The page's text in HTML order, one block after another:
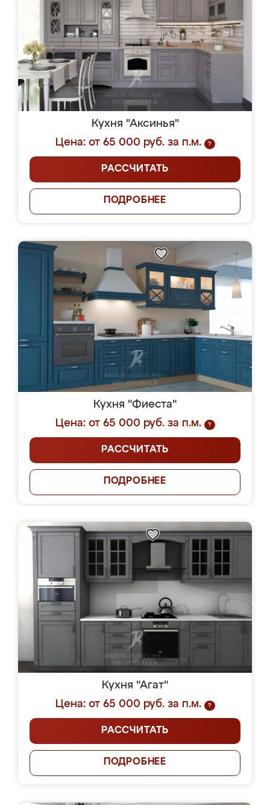
Кухня "Аксинья"
Цена: от 65 000 руб. за п.м.
?
РАССЧИТАТЬ
ПОДРОБНЕЕ
Кухня "Фиеста"
Цена: от 65 000 руб. за п.м.
?
РАССЧИТАТЬ
ПОДРОБНЕЕ
Кухня "Агат"
Цена: от 65 000 руб. за п.м.
?
РАССЧИТАТЬ
ПОДРОБНЕЕ